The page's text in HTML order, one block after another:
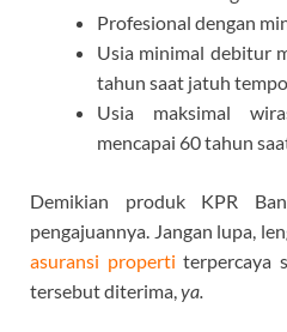
Profesional dengan
Usia minimal debitur
tahun saat jatuh tempo
Usia maksimal
mencapai 60 tahun
Demikian produk KPR
pengajuannya. Jangan lupa,
asuransi properti terpercaya
tersebut diterima,ya.